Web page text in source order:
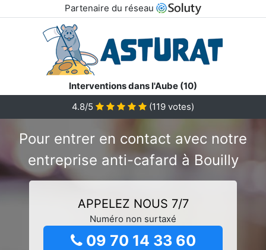
Partenaire du réseau
Interventions dans l'Aube (10)
4.8/5
(119 votes)
Pour entrer en contact avec notre
entreprise anti-cafard à Bouilly
APPELEZ NOUS 7/7
Numéro non surtaxé
09 70 14 33 60